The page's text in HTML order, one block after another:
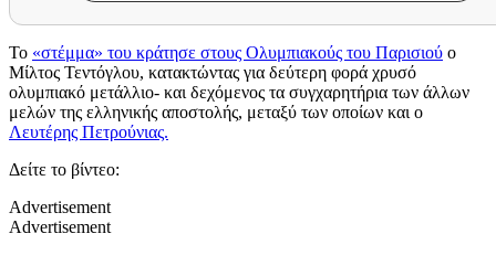
To «στέμμα» του κράτησε στους Ολυμπιακούς του Παρισιού ο
Μίλτος Τεντόγλου, κατακτώντας για δεύτερη φορά χρυσό
ολυμπιακό μετάλλιο- και δεχόμενος τα συγχαρητήρια των άλλων
μελών της ελληνικής αποστολής, μεταξύ των οποίων και ο
Λευτέρης Πετρούνιας.
Δείτε το βίντεο:
Advertisement
Advertisement